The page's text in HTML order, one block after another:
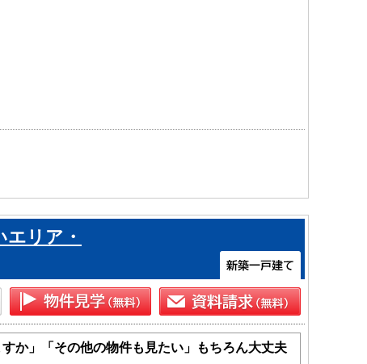
リア・
か」「その他の物件も見たい」もちろん大丈夫